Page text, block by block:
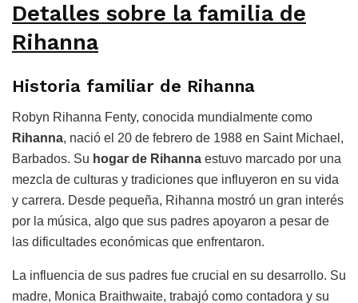
Detalles sobre la familia de
Rihanna
Historia familiar de Rihanna
Robyn Rihanna Fenty, conocida mundialmente como
Rihanna, nació el 20 de febrero de 1988 en Saint Michael,
Barbados. Su hogar de Rihanna estuvo marcado por una
mezcla de culturas y tradiciones que influyeron en su vida
y carrera. Desde pequeña, Rihanna mostró un gran interés
por la música, algo que sus padres apoyaron a pesar de
las dificultades económicas que enfrentaron.
La influencia de sus padres fue crucial en su desarrollo. Su
madre, Monica Braithwaite, trabajó como contadora y su